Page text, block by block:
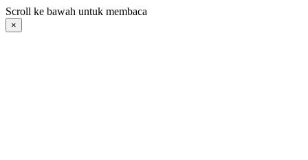
Langsung
ke
konten
Scroll ke bawah untuk membaca
×